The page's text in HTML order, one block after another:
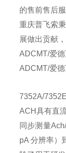
的售前售后
重庆普飞索
展做出贡献
ADCMT/爱
ADCMT/爱
7352A/
ACH具有直
同步测量
pA 分辨率）